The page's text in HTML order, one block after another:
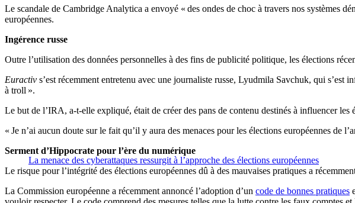
Le scandale de Cambridge Analytica a envoyé « des ondes de choc à travers nos systèmes
européennes.
Ingérence russe
Outre l’utilisation des données personnelles à des fins de publicité politique, les élections
Euractiv s’est récemment entretenu avec une journaliste russe, Lyudmila Savchuk, qui
à troll ».
Le but de l’IRA, a-t-elle expliqué, était de créer des pans de contenu destinés à influencer les
« Je n’ai aucun doute sur le fait qu’il y aura des menaces pour les élections européennes de
La menace des cyberattaques ressurgit à l’approche des élections européennes
Serment d’Hippocrate pour l’ère du numérique
Le risque pour l’intégrité des élections européennes dû à des mauvaises pratiques a
La Commission européenne a récemment annoncé l’adoption d’un code de bonnes pratiques